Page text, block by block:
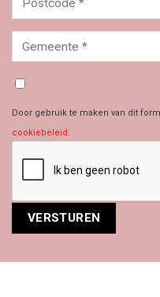
Door gebruik te maken van dit
cookiebeleid